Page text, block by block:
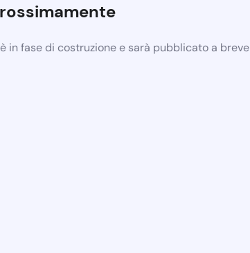
in fase di costruzione e sarà pubblicato a breve